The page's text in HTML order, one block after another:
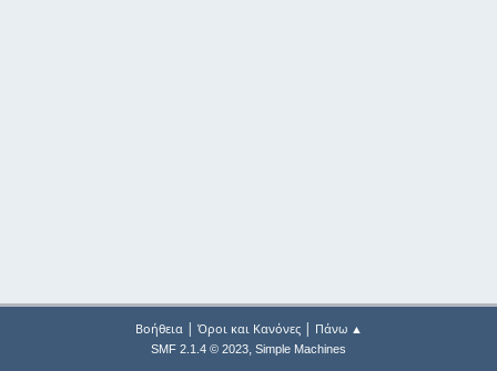
Βοήθεια| Όροι και Κανόνες| Πάνω ▲
SMF 2.1.4 © 2023, Simple Machines